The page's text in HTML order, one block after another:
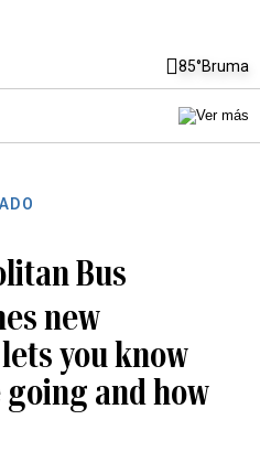
85°Bruma
Bus
new
you know
and how